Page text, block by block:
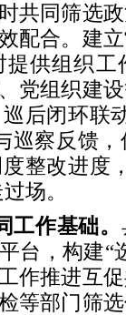
共同筛选
配合。建
供组织工
党组织建
后闭环联
巡察反馈
整改进度
场。
作基础。
台，构建“
作推进互
等部门筛